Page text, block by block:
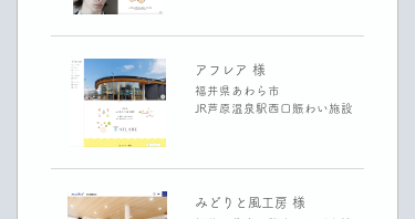
アフレア 様
福井県あわら市
JR芦原温泉駅西口賑わい施設
みどりと風工房 様